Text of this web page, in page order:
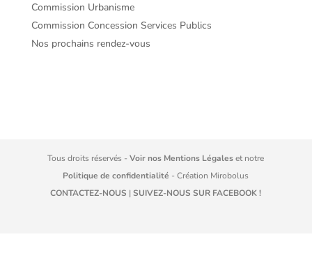
Commission Urbanisme
Commission Concession Services Publics
Nos prochains rendez-vous
Tous droits réservés -Voir nos Mentions Légaleset notre
Politique de confidentialité - Création Mirobolus
CONTACTEZ-NOUS |SUIVEZ-NOUS SUR FACEBOOK !